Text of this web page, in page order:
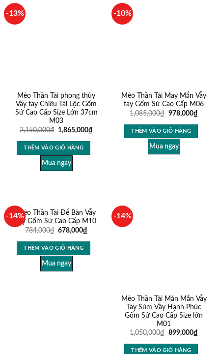
-13%
Mèo Thần Tài phong thủy
Vẫy tay Chiêu Tài Lộc Gốm
Sứ Cao Cấp Size Lớn 37cm
M03
2,150,000₫ 1,865,000₫
THÊM VÀO GIỎ HÀNG
Mua ngay
-10%
Mèo Thần Tài May Mắn Vẫy
tay Gốm Sứ Cao Cấp M06
1,085,000₫ 978,000₫
THÊM VÀO GIỎ HÀNG
Mua ngay
-14%Mèo Thần Tài Để Bàn Vẫy
tay Gốm Sứ Cao Cấp M10
784,000₫ 678,000₫
THÊM VÀO GIỎ HÀNG
Mua ngay
-14%
Mèo Thần Tài Măn Mắn Vẫy
Tay Sùm Vầy Hạnh Phúc
Gốm Sứ Cao Cấp Size lớn
M01
1,050,000₫ 899,000₫
THÊM VÀO GIỎ HÀNG